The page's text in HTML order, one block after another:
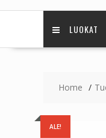
LUOKAT
Home
ALE!